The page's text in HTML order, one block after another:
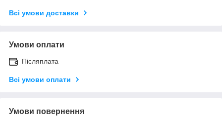
Всі умови доставки
Умови оплати
Післяплата
Всі умови оплати
Умови повернення